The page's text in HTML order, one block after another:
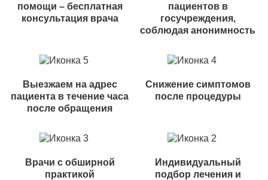
помощи – бесплатная
консультация врача
пациентов в
госучреждения,
соблюдая анонимность
Выезжаем на адрес
пациента в течение часа
после обращения
Снижение симптомов
после процедуры
Врачи с обширной
практикой
Индивидуальный
подбор лечения и